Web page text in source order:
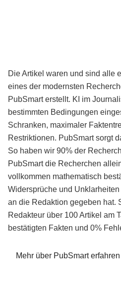
Die Artikel waren und sind alle
eines der modernsten
PubSmart erstellt. KI im
bestimmten Bedingungen
Schranken, maximaler
Restriktionen. PubSmart sorgt
So haben wir 90% der
PubSmart die Recherchen
vollkommen mathematisch
Widersprüche und
an die Redaktion gegeben hat.
Redakteur über 100 Artikel am
bestätigten Fakten und 0%
Mehr über PubSmart erfahren